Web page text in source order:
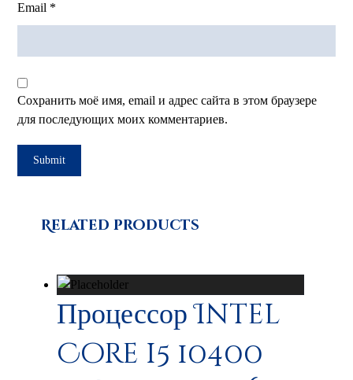
Email *
Сохранить моё имя, email и адрес сайта в этом браузере
для последующих моих комментариев.
Related products
Процессор Intel
Core i5 10400